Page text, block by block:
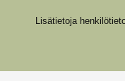
Lisätietoja